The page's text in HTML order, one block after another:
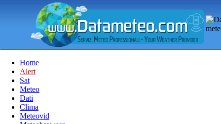
Home
Alert
Sat
Meteo
Dati
Clima
Meteovid